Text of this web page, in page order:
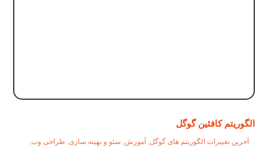
الگوریتم کافئین گوگل
آخرین تغییرات الگوریتم های گوگل ,آموزش سئو و بهینه سازی طراحی وب